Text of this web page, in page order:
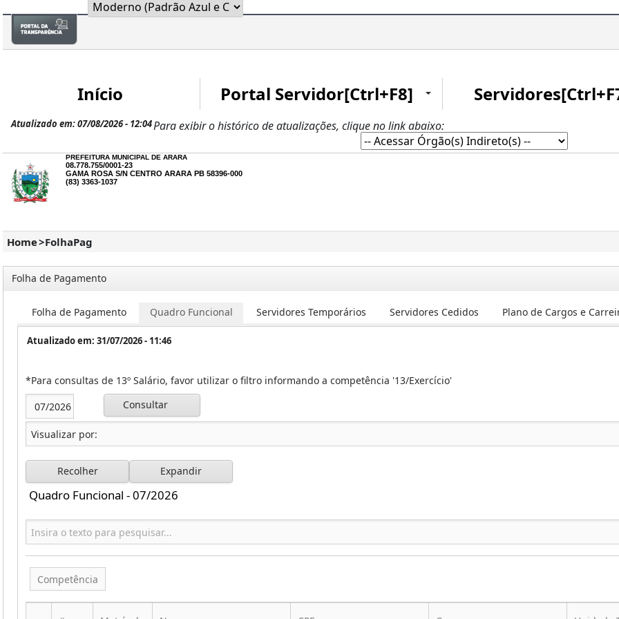
Início Portal Servidor[Ctrl+F8]
Para exibir o histórico de atualizações, clique no link abaixo:
Atualizado em: 07/08/2026 - 12:04
PREFEITURA MUNICIPAL DE ARARA
08.778.755/0001-23
GAMA ROSA S/N CENTRO ARARA PB 58396-000
(83) 3363-1037
Home>FolhaPag
Folha de Pagamento
Folha de Pagamento Quadro Funcional Servidores Temporários Servidores Cedidos Plano de Cargos e
Atualizado em: 31/07/2026 - 11:46
*Para consultas de 13º Salário, favor utilizar o filtro informando a competência '13/Exercício'
Consultar
Recolher Expandir
Quadro Funcional - 07/2026
Competência